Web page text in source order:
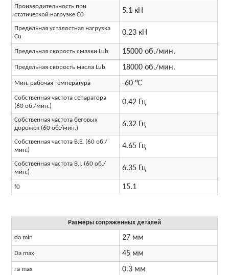
Производительность при
статической нагрузке C0
5.1 кН
Предельная усталостная нагрузка
Cu
0.23 кН
Предельная скорость смазки Lub 15000 об./мин.
Предельная скорость масла Lub 18000 об./мин.
Мин. рабочая температура -60 °C
Собственная частота сепаратора
(60 об./мин.)
0.42 Гц
Собственная частота беговых
дорожек (60 об./мин.)
6.32 Гц
Собственная частота B.E. (60 об./
мин.)
4.65 Гц
Собственная частота B.I. (60 об./
мин.)
6.35 Гц
f0 15.1
Размеры сопряженных деталей
da min 27 мм
Da max 45 мм
ra max 0.3 мм